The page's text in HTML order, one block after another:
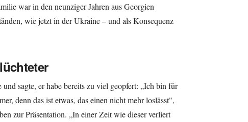
war in den neunziger Jahren aus Georgien
wie jetzt in der Ukraine – und als Konsequenz
sagte, er habe bereits zu viel geopfert: „Ich bin für
denn das ist etwas, das einen nicht mehr loslässt",
zur Präsentation. „In einer Zeit wie dieser verliert